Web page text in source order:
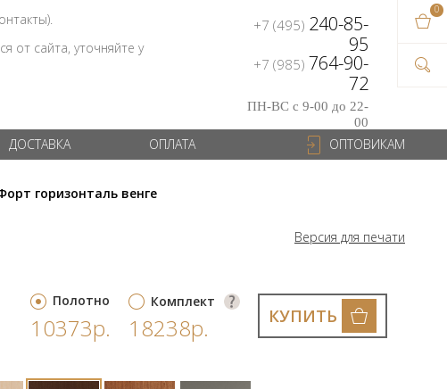
от сайта, уточняйте у
+7 (495) 240-85-
95
+7 (985) 764-90-
72
ПН-ВС с 9-00 до 22-
00
ДОСТАВКА ОПЛАТА ОПТОВИКАМ
горизонталь венге
Версия для печати
КУПИТЬ
Полотно
10373р.
Комплект
18238р.
0
В
на